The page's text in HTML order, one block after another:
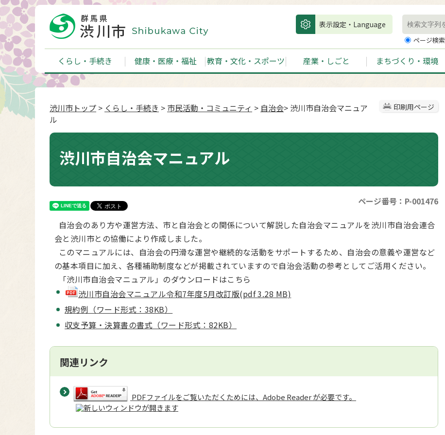
表示設定・Language
ページ検索
くらし・手続き 健康・医療・福祉 教育・文化・スポーツ 産業・しごと まちづくり・環境
印刷用ページ
渋川市トップ > くらし・手続き > 市民活動・コミュニティ > 自治会> 渋川市自治会マニュア
ル
渋川市自治会マニュアル
ページ番号：P-001476
自治会のあり方や運営方法、市と自治会との関係について解説した自治会マニュアルを渋川市自治会連合
会と渋川市との協働により作成しました。
このマニュアルには、自治会の円滑な運営や継続的な活動をサポートするため、自治会の意義や運営など
の基本項目に加え、各種補助制度などが掲載されていますので自治会活動の参考としてご活用ください。
「渋川市自治会マニュアル」のダウンロードはこちら
渋川市自治会マニュアル令和7年度5月改訂版(pdf 3.28 MB)
規約例（ワード形式：38KB）
収支予算・決算書の書式（ワード形式：82KB）
関連リンク
PDFファイルをご覧いただくためには、Adobe Reader が必要です。